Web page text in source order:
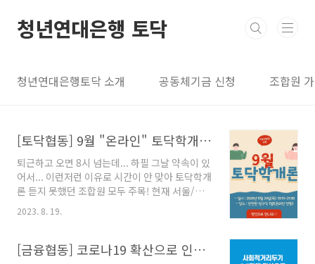
청년연대은행 토닥
청년연대은행토닥 소개 공동체기금 신청 조합원
[토닥협동] 9월 "온라인" 토닥학개론 신청(~9.22)
퇴근하고 오면 8시 넘는데... 하필 그날 약속이 있
어서... 이런저런 이유로 시간이 안 맞아 토닥학개
론 듣지 못했던 조합원 모두 주목! 현재 서울/수
도권을 중심으로 코로나19 확산이 지속되고 있
습니다. 8월 16일부터 사회적거리두기 2.5단계
사회적거리두기가 (1) 2단계로 격하되기 전까지
2023. 8. 19.
[금융협동] 코로나19 확산으로 인한 한시적 비대면상담 진행안내